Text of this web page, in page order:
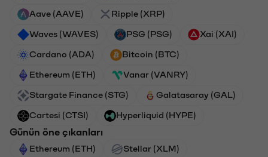
Aave (AAVE) Ripple (XRP)
Waves (WAVES) PSG (PSG) Xai (XAI)
Cardano (ADA) Bitcoin (BTC)
Ethereum (ETH) Vanar (VANRY)
Stargate Finance (STG) Galatasaray (GAL)
Cartesi (CTSI) Hyperliquid (HYPE)
Günün öne çıkanları
Ethereum (ETH) Stellar (XLM)